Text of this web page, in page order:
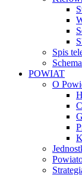
Spis
POWIAT
O